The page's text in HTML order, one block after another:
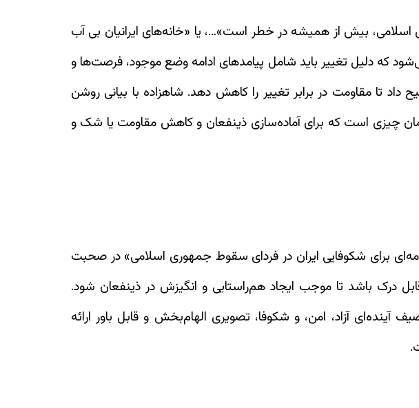
بیش از همیشه در خطر است»…، یا «خانه‌های ایرانیان بی‌ آب
که دلیل تغییر باید شامل پیامدهای ادامه وضع موجود، فرصت‌ها و
داد تا مقاومت در برابر تغییر را کاهش دهد. شاهزاده با بیانی روشن
چیزی است که برای آماده‌سازی ذینفعان و کاهش مقاومت یا شک و
برنامه‌ای برای شکوفایی ایران در فردای سقوط جمهوری اسلامی» در صحبت
درک باشد تا موجب ایجاد هم‌راستایی و انگیزش در ذینفعان شود.
آینده‌ای آزاد، امن، و شکوفا، تصویری الهام‌بخش و قابل باور ارائه